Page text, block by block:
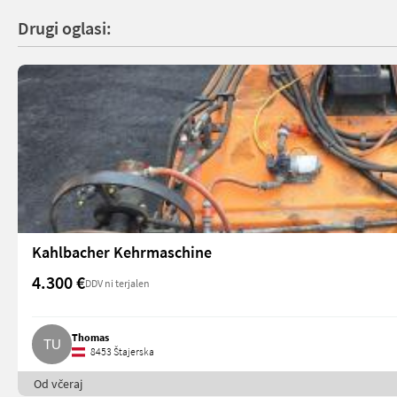
Drugi oglasi:
Kahlbacher Kehrmaschine
4.300 €DDV ni terjalen
Thomas
8453 Štajerska
Od včeraj